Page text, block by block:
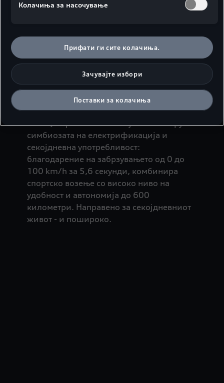
Audi Q8 Sportback e-
Audi Q8 Sportback e-tron ја отелотворува
симбиозата на електрификација и
секојдневна употребливост:
благодарение на забрзувањето од 0 до
100 km/h за 5,6 секунди, комбинира
спортско возење со високо ниво на
удобност и автономија до 600
километри. Направено за секојдневниот
живот - и пошироко.
Колачиња за насочување
Прифати ги сите колачиња.
Зачувајте избори
Поставки за колачиња